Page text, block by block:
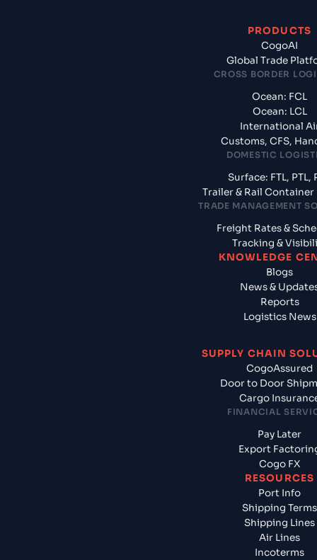
PRODUCTS
CogoAI
Global Trade
CROSS BORDER
Ocean: FCL
Ocean: LCL
International
Customs, CFS,
DOMESTIC
Surface: FTL, PTL,
Trailer & Rail Container
TRADE MANAGEMENT
Freight Rates &
Tracking &
KNOWLEDGE
Blogs
News &
Reports
Logistics News
SUPPLY CHAIN
CogoAssured
Door to Door
Cargo
FINANCIAL
Pay Later
Export
Cogo FX
RESOURCES
Port Info
Shipping Terms
Shipping Lines
Air Lines
Incoterms